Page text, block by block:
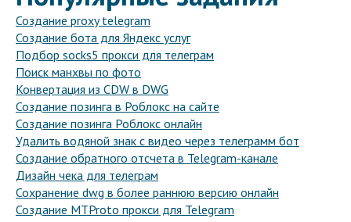
Создание proxy telegram
Создание бота для Яндекс услуг
Подбор socks5 прокси для телеграм
Поиск манхвы по фото
Конвертация из CDW в DWG
Создание позинга в Роблокс на сайте
Создание позинга Роблокс онлайн
Удалить водяной знак с видео через телеграмм бот
Создание обратного отсчета в Telegram-канале
Дизайн чека для телеграм
Сохранение dwg в более раннюю версию онлайн
Создание MTProto прокси для Telegram